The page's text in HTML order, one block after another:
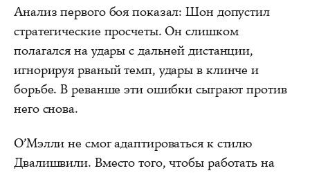
Анализ первого боя показал: Шон допустил
стратегические просчеты. Он слишком
полагался на удары с дальней дистанции,
игнорируя рваный темп, удары в клинче и
борьбе. В реванше эти ошибки сыграют против
него снова.
О’Мэлли не смог адаптироваться к стилю
Двалишвили. Вместо того, чтобы работать на